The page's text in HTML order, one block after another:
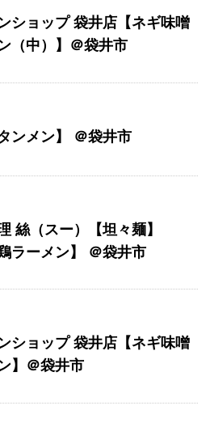
ショップ 袋井店【ネギ味噌
（中）】＠袋井市
ンメン】 ＠袋井市
絲（スー）【坦々麺】
ラーメン】 ＠袋井市
ショップ 袋井店【ネギ味噌
】＠袋井市